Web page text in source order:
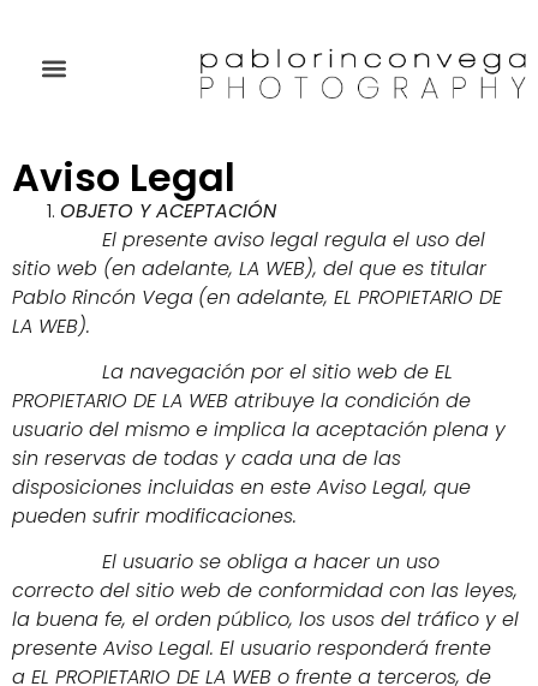
Aviso Legal
OBJETO Y ACEPTACIÓN
El presente aviso legal regula el uso del
sitio web (en adelante, LA WEB), del que es titular
Pablo Rincón Vega (en adelante, EL PROPIETARIO DE
LA WEB).
La navegación por el sitio web de EL
PROPIETARIO DE LA WEB atribuye la condición de
usuario del mismo e implica la aceptación plena y
sin reservas de todas y cada una de las
disposiciones incluidas en este Aviso Legal, que
pueden sufrir modificaciones.
El usuario se obliga a hacer un uso
correcto del sitio web de conformidad con las leyes,
la buena fe, el orden público, los usos del tráfico y el
presente Aviso Legal. El usuario responderá frente
a EL PROPIETARIO DE LA WEB o frente a terceros, de